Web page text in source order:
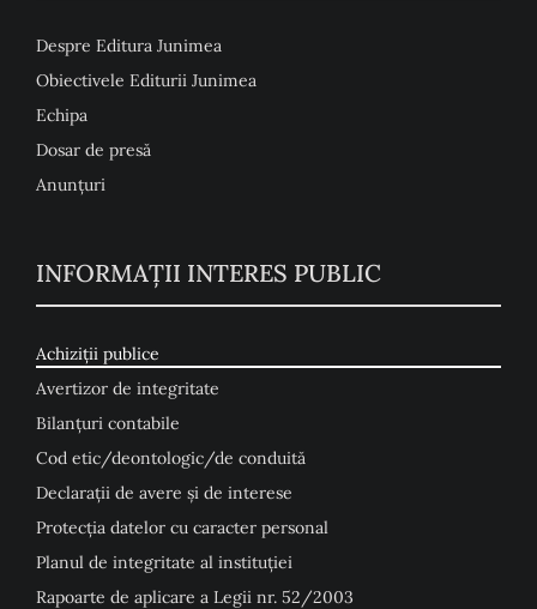
Despre Editura Junimea
Obiectivele Editurii Junimea
Echipa
Dosar de presă
Anunţuri
INFORMAȚII INTERES PUBLIC
Achiziții publice
Avertizor de integritate
Bilanțuri contabile
Cod etic/deontologic/de conduită
Declarații de avere și de interese
Protecția datelor cu caracter personal
Planul de integritate al instituției
Rapoarte de aplicare a Legii nr. 52/2003